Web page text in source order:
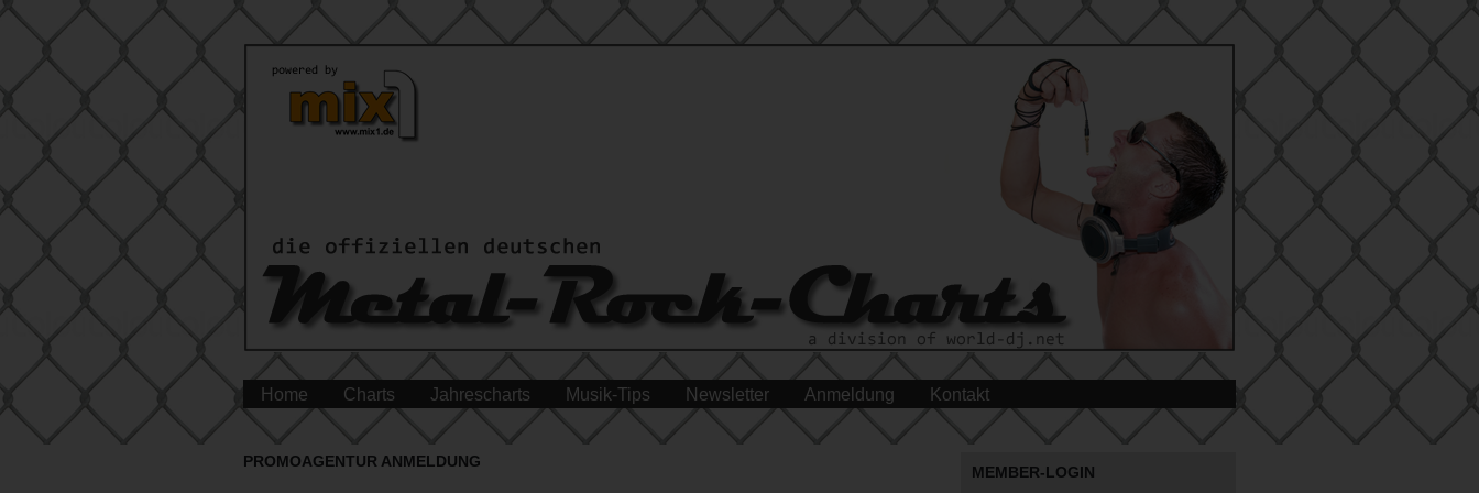
Home Charts Jahrescharts Musik-Tips Newsletter Anmeldung Kontakt
PROMOAGENTUR ANMELDUNG
MEMBER-LOGIN